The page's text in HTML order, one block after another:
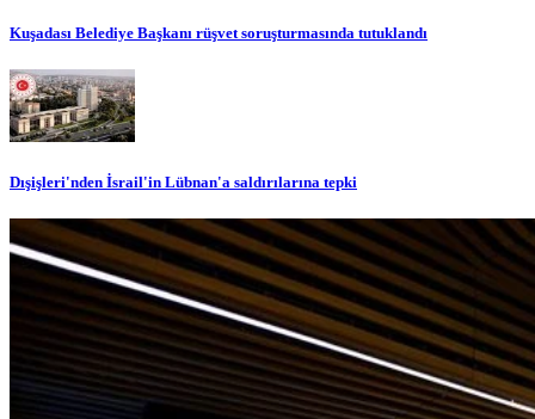
Kuşadası Belediye Başkanı rüşvet soruşturmasında tutuklandı
Dışişleri'nden İsrail'in Lübnan'a saldırılarına tepki